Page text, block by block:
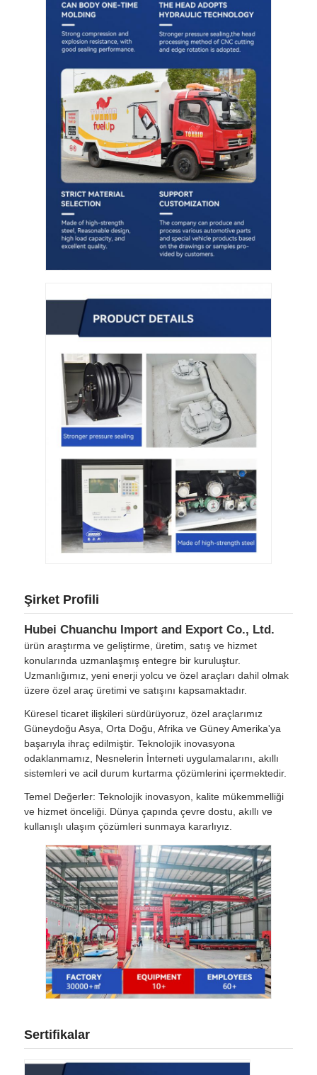
Şirket Profili
Hubei Chuanchu Import and Export Co., Ltd.
ürün araştırma ve geliştirme, üretim, satış ve hizmet
konularında uzmanlaşmış entegre bir kuruluştur.
Uzmanlığımız, yeni enerji yolcu ve özel araçları dahil olmak
üzere özel araç üretimi ve satışını kapsamaktadır.
Küresel ticaret ilişkileri sürdürüyoruz, özel araçlarımız
Güneydoğu Asya, Orta Doğu, Afrika ve Güney Amerika'ya
başarıyla ihraç edilmiştir. Teknolojik inovasyona
odaklanmamız, Nesnelerin İnterneti uygulamalarını, akıllı
sistemleri ve acil durum kurtarma çözümlerini içermektedir.
Temel Değerler: Teknolojik inovasyon, kalite mükemmelliği
ve hizmet önceliği. Dünya çapında çevre dostu, akıllı ve
kullanışlı ulaşım çözümleri sunmaya kararlıyız.
Sertifikalar